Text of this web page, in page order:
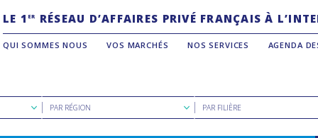
LE 1 ER RÉSEAU D’AFFAIRES PRIVÉ FRANÇAIS À
QUI SOMMES NOUS VOS MARCHÉS NOS SERVICES AGENDA
Rechercher
parPAR RÉGION
Rechercher
parPAR FILIÈRE